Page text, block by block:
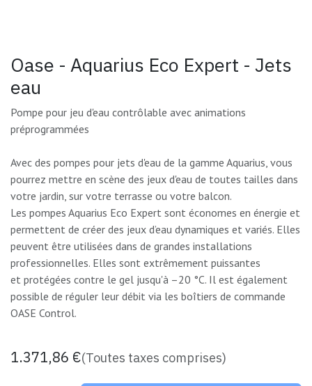
Oase - Aquarius Eco Expert - Jets
eau
Pompe pour jeu d'eau contrôlable avec animations
préprogrammées
Avec des pompes pour jets d'eau de la gamme Aquarius, vous
pourrez mettre en scène des jeux d'eau de toutes tailles dans
votre jardin, sur votre terrasse ou votre balcon.
Les pompes Aquarius Eco Expert sont économes en énergie et
permettent de créer des jeux d’eau dynamiques et variés. Elles
peuvent être utilisées dans de grandes installations
professionnelles. Elles sont extrêmement puissantes
et protégées contre le gel jusqu'à –20 °C. Il est également
possible de réguler leur débit via les boîtiers de commande
OASE Control.
1.371,86 €(Toutes taxes comprises)